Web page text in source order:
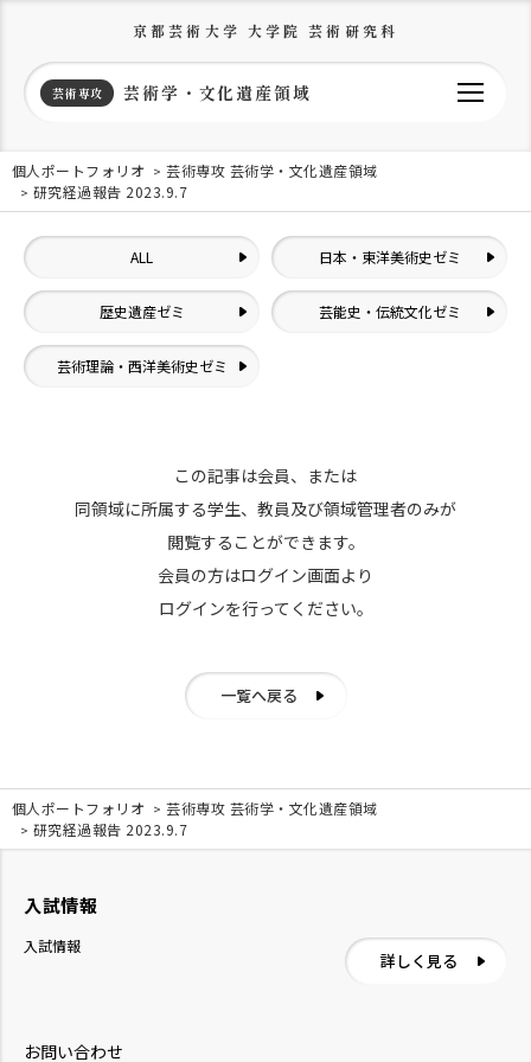
京都芸術大学 大学院 芸術研究科
芸術専攻 芸術学・文化遺産領域
個人ポートフォリオ
芸術専攻 芸術学・文化遺産領域
研究経過報告 2023.9.7
ALL 日本・東洋美術史ゼミ
歴史遺産ゼミ 芸能史・伝統文化ゼミ
芸術理論・西洋美術史ゼミ
この記事は会員、または
同領域に所属する学生、教員及び領域管理者のみが
閲覧することができます。
会員の方はログイン画面より
ログインを行ってください。
一覧へ戻る
個人ポートフォリオ
芸術専攻 芸術学・文化遺産領域
研究経過報告 2023.9.7
お問い合わせ
入試情報
入試情報
詳しく見る